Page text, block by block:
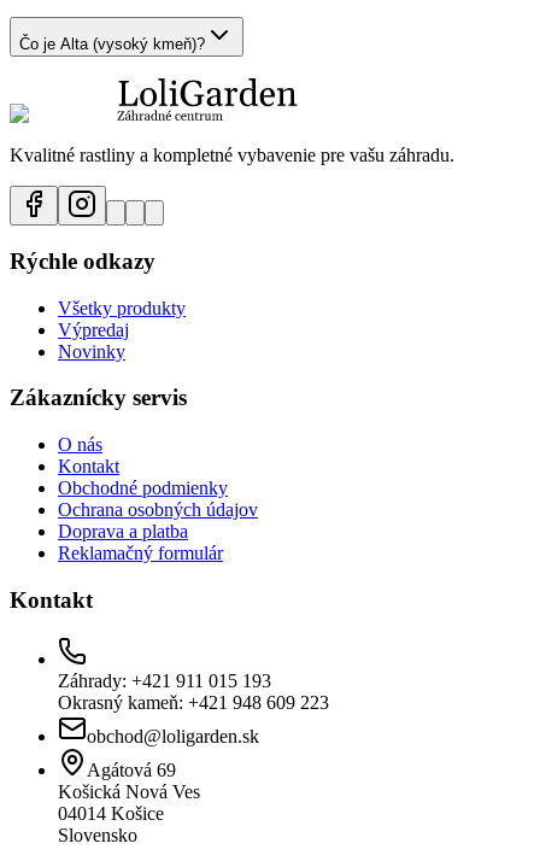
Čo je Alta (vysoký kmeň)?
Kvalitné rastliny a kompletné vybavenie pre vašu záhradu.
Rýchle odkazy
Všetky produkty
Výpredaj
Novinky
Zákaznícky servis
O nás
Kontakt
Obchodné podmienky
Ochrana osobných údajov
Doprava a platba
Reklamačný formulár
Kontakt
Záhrady: +421 911 015 193
Okrasný kameň: +421 948 609 223
obchod@loligarden.sk
Agátová 69
Košická Nová Ves
04014 Košice
Slovensko